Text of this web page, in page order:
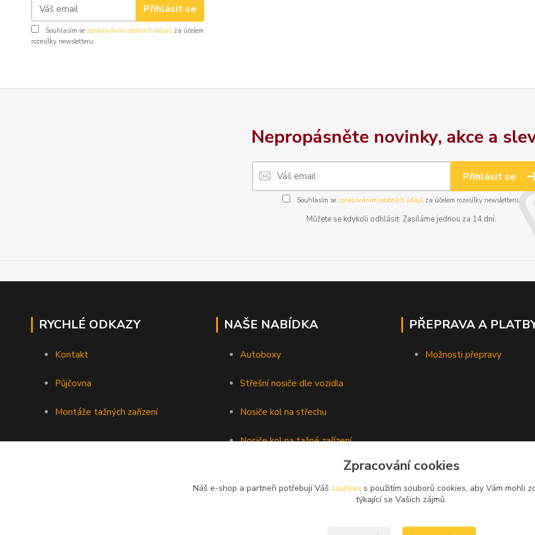
Přihlásit se
Souhlasím se zpracováním osobních údajů za účelem
rozesílky newsletteru.
Nepropásněte novinky, akce a
Přihlásit se
Souhlasím se zpracováním osobních údajůza účelem rozesílky newsletteru.
Můžete se kdykoli odhlásit. Zasíláme jednou za 14 dní.
RYCHLÉ ODKAZY
Kontakt
Půjčovna
Montáže tažných zařízení
NAŠE NABÍDKA
Autoboxy
Střešní nosiče dle vozidla
Nosiče kol na střechu
Nosiče kol na tažné zařízení
PŘEPRAVA A
Možnosti přepravy
Zpracování cookies
Náš e-shop a partneři potřebují Váš souhlas s použitím souborů cookies, aby Vám mohli
týkající se Vašich zájmů.